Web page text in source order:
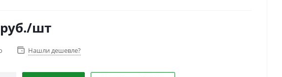
руб./шт
Нашли дешевле?